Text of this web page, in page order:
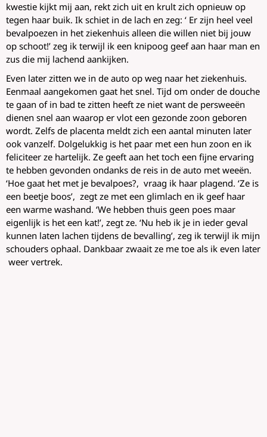
kwestie kijkt mij aan, rekt zich uit en krult zich opnieuw op
tegen haar buik. Ik schiet in de lach en zeg: ‘ Er zijn heel veel
bevalpoezen in het ziekenhuis alleen die willen niet bij jouw
op schoot!’ zeg ik terwijl ik een knipoog geef aan haar man en
zus die mij lachend aankijken.
Even later zitten we in de auto op weg naar het ziekenhuis.
Eenmaal aangekomen gaat het snel. Tijd om onder de douche
te gaan of in bad te zitten heeft ze niet want de persweeën
dienen snel aan waarop er vlot een gezonde zoon geboren
wordt. Zelfs de placenta meldt zich een aantal minuten later
ook vanzelf. Dolgelukkig is het paar met een hun zoon en ik
feliciteer ze hartelijk. Ze geeft aan het toch een fijne ervaring
te hebben gevonden ondanks de reis in de auto met weeën.
‘Hoe gaat het met je bevalpoes?, vraag ik haar plagend. ‘Ze is
een beetje boos’, zegt ze met een glimlach en ik geef haar
een warme washand. ‘We hebben thuis geen poes maar
eigenlijk is het een kat!’, zegt ze. ‘Nu heb ik je in ieder geval
kunnen laten lachen tijdens de bevalling’, zeg ik terwijl ik mijn
schouders ophaal. Dankbaar zwaait ze me toe als ik even later
weer vertrek.